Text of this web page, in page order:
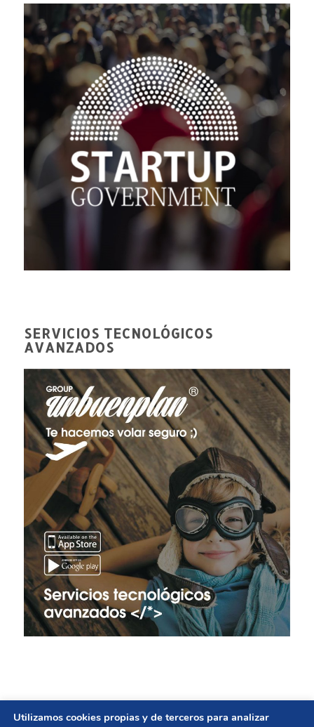
SERVICIOS TECNOLÓGICOS
AVANZADOS
Utilizamos cookies propias y de terceros para analizar